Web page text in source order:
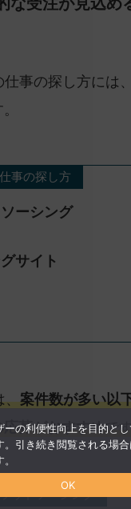
事の探し方には
事の探し方
ーシング
サイト
、案件数が多い以
募がおすすめで
ウドソーシング
ーの利便性向上を目的と
。引き続き閲覧される場
OK